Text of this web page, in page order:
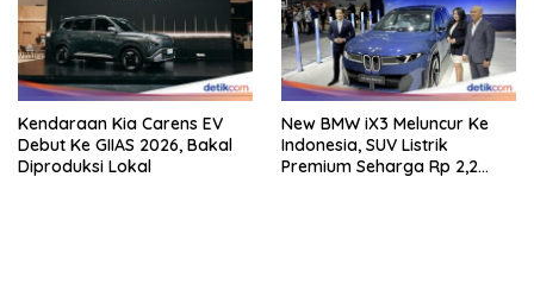
Kendaraan Kia Carens EV
Debut Ke GIIAS 2026, Bakal
Diproduksi Lokal
New BMW iX3 Meluncur Ke
Indonesia, SUV Listrik
Premium Seharga Rp 2,2